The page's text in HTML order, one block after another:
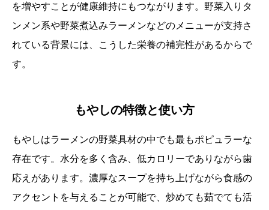
を増やすことが健康維持にもつながります。野菜入りタ
ンメン系や野菜煮込みラーメンなどのメニューが支持さ
れている背景には、こうした栄養の補完性があるからで
す。
もやしの特徴と使い方
もやしはラーメンの野菜具材の中でも最もポピュラーな
存在です。水分を多く含み、低カロリーでありながら歯
応えがあります。濃厚なスープを持ち上げながら食感の
アクセントを与えることが可能で、炒めても茹でても活